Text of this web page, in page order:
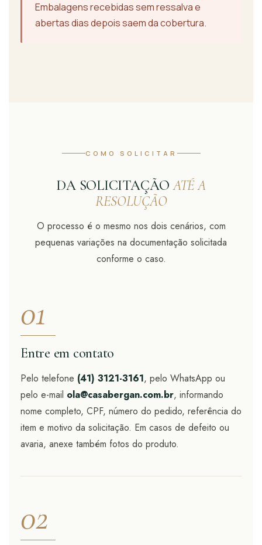
Embalagens recebidas sem ressalva e
abertas dias depois saem da cobertura.
COMO SOLICITAR
DA SOLICITAÇÃOATÉ A
RESOLUÇÃO
O processo é o mesmo nos dois cenários, com
pequenas variações na documentação solicitada
conforme o caso.
01
Entre em contato
Pelo telefone (41) 3121-3161, pelo WhatsApp ou
pelo e-mail ola@casabergan.com.br, informando
nome completo, CPF, número do pedido, referência do
item e motivo da solicitação. Em casos de defeito ou
avaria, anexe também fotos do produto.
02